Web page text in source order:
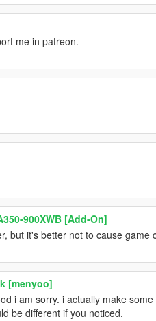
me in patreon.
900XWB [Add-On]
but it's better not to cause game
[menyoo]
i am sorry. i actually make
be different if you noticed.